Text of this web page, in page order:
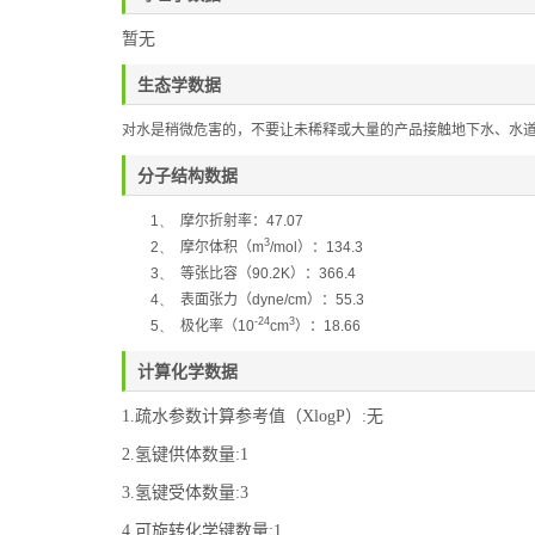
暂无
生态学数据
对水是稍微危害的，不要让未稀释或大量的产品接触地下水、水
分子结构数据
1、 摩尔折射率： 47.07
2、
摩尔体积（m3/mol）： 134.3
3、
等张比容（90.2K）： 366.4
4、
表面张力（dyne/cm）： 55.3
5、
极化率 （10-24cm3）： 18.66
计算化学数据
1.疏水参数计算参考值（XlogP）:无
2.氢键供体数量:1
3.氢键受体数量:3
4.可旋转化学键数量:1